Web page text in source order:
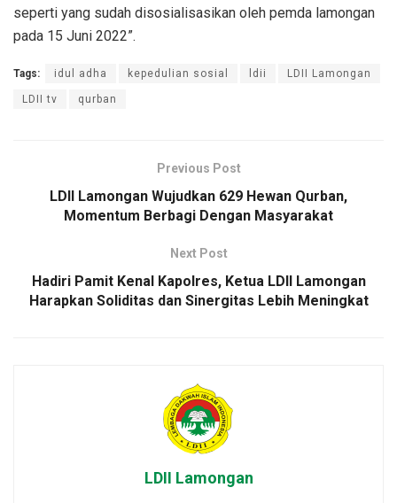
seperti yang sudah disosialisasikan oleh pemda lamongan
pada 15 Juni 2022”.
Tags: idul adha kepedulian sosial ldii LDII Lamongan
LDII tv qurban
Previous Post
LDII Lamongan Wujudkan 629 Hewan Qurban,
Momentum Berbagi Dengan Masyarakat
Next Post
Hadiri Pamit Kenal Kapolres, Ketua LDII Lamongan
Harapkan Soliditas dan Sinergitas Lebih Meningkat
LDII Lamongan